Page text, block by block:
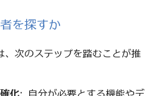
を探すか
、次のステップを踏むことが推
化: 自分が必要とする機能やデ